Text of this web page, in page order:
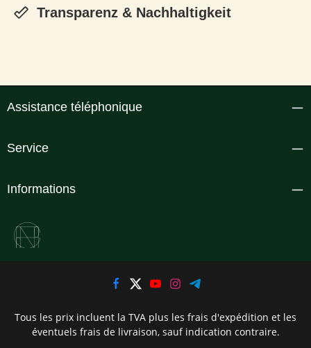
Transparenz & Nachhaltigkeit
Assistance téléphonique
Service
Informations
Tous les prix incluent la TVA plus les frais d'expédition et les
éventuels frais de livraison, sauf indication contraire.